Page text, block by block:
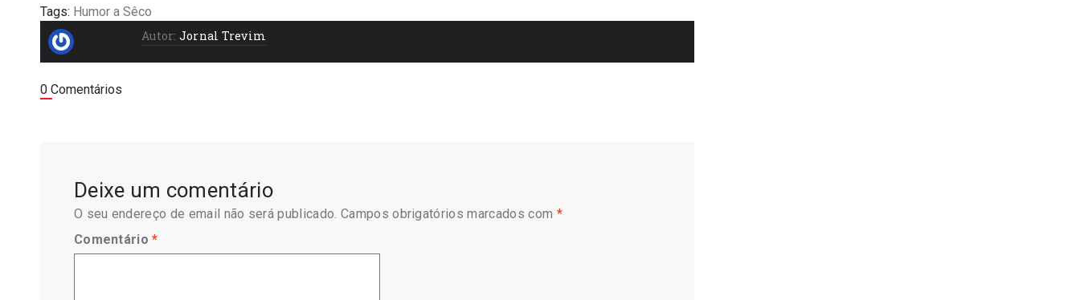
Tags: Humor a Sêco
Autor: Jornal Trevim
0 Comentários
Deixe um comentário
O seu endereço de email não será publicado. Campos obrigatórios marcados com *
Comentário*